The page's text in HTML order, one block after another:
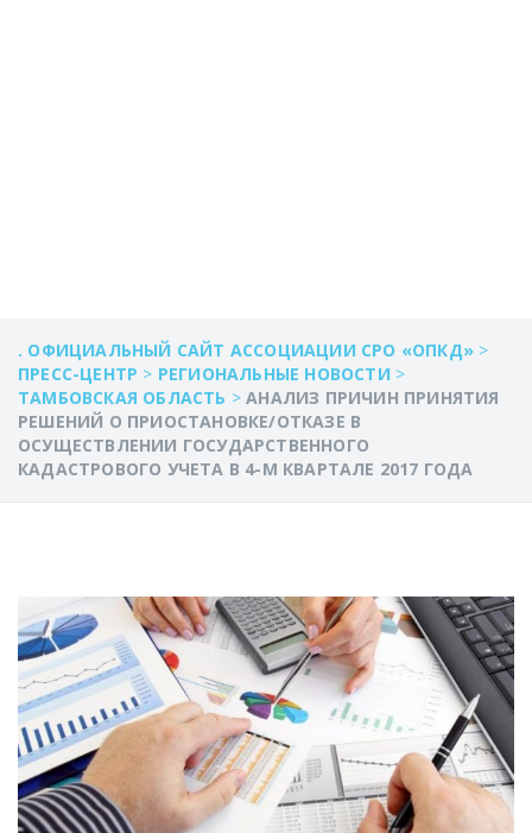
. ОФИЦИАЛЬНЫЙ САЙТ АССОЦИАЦИИ СРО «ОПКД» >
ПРЕСС-ЦЕНТР > РЕГИОНАЛЬНЫЕ НОВОСТИ >
ТАМБОВСКАЯ ОБЛАСТЬ >АНАЛИЗ ПРИЧИН ПРИНЯТИЯ
РЕШЕНИЙ О ПРИОСТАНОВКЕ/ОТКАЗЕ В
ОСУЩЕСТВЛЕНИИ ГОСУДАРСТВЕННОГО
КАДАСТРОВОГО УЧЕТА В 4-М КВАРТАЛЕ 2017 ГОДА